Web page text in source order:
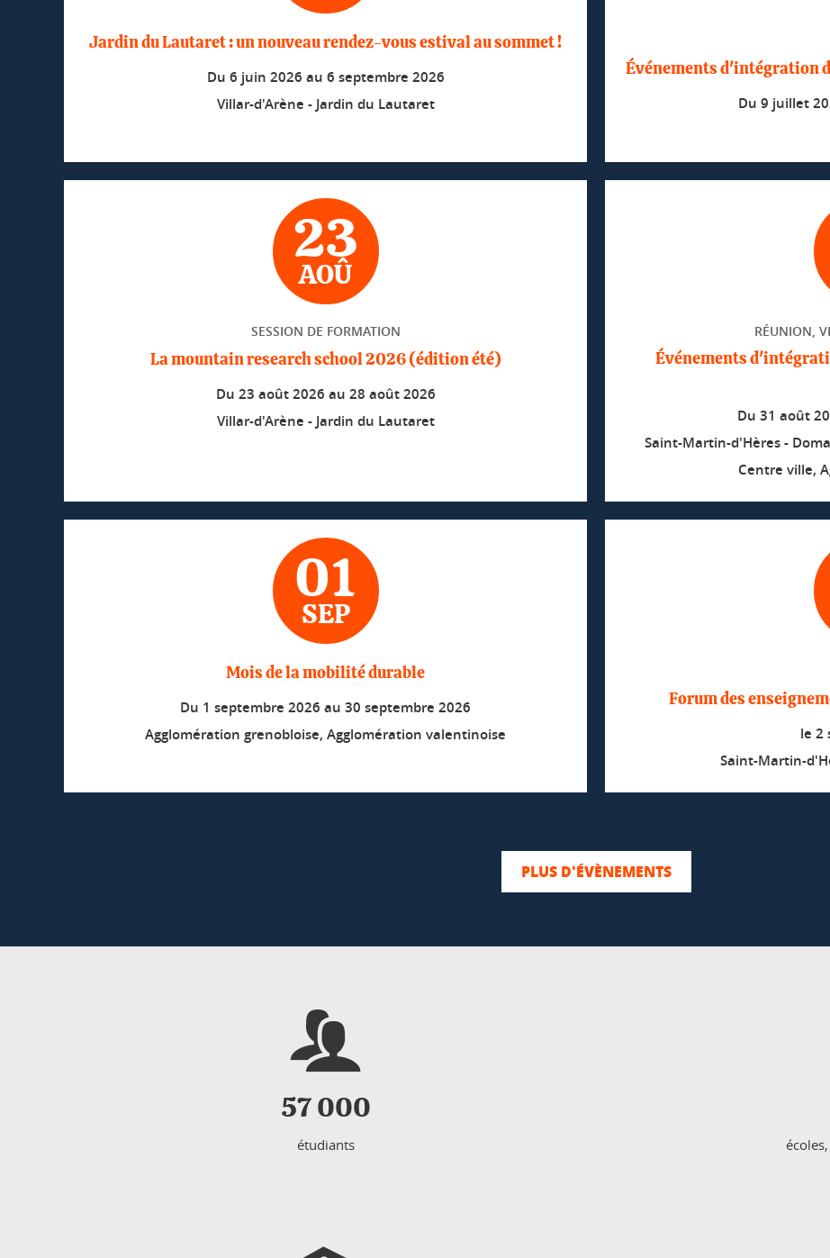
Jardin du Lautaret : un nouveau rendez-vous estival au sommet !
Du 6 juin 2026 au 6 septembre 2026
Villar-d'Arène - Jardin du Lautaret
Événements d'intégration
Du 9 juillet
23
AOÛ
SESSION DE FORMATION
La mountain research school 2026 (édition été)
Du 23 août 2026 au 28 août 2026
Villar-d'Arène - Jardin du Lautaret
RÉUNION,
Événements
Du 31 août
Saint-Martin-d'Hères -
Centre ville,
01
SEP
Mois de la mobilité durable
Du 1 septembre 2026 au 30 septembre 2026
Agglomération grenobloise, Agglomération valentinoise
Forum des
le 2
Saint-Martin-
PLUS D'ÉVÈNEMENTS
57 000
étudiants